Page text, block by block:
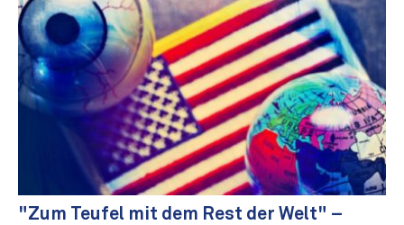
"Zum Teufel mit dem Rest der Welt" –